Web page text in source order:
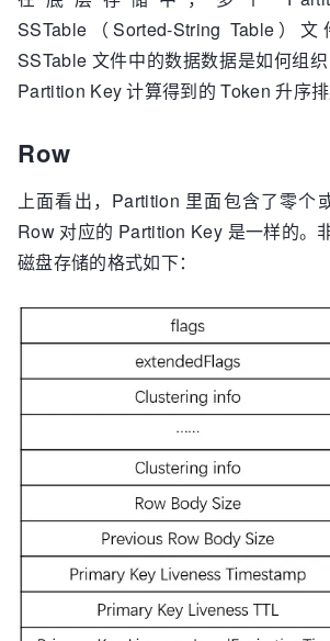
SSTable（Sorted-String Table）
SSTable 文件中的数据数据是如何组
Partition Key 计算得到的 Token 升序排
Row
上面看出，Partition 里面包含了零个
Row 对应的 Partition Key 是一样的。
磁盘存储的格式如下：